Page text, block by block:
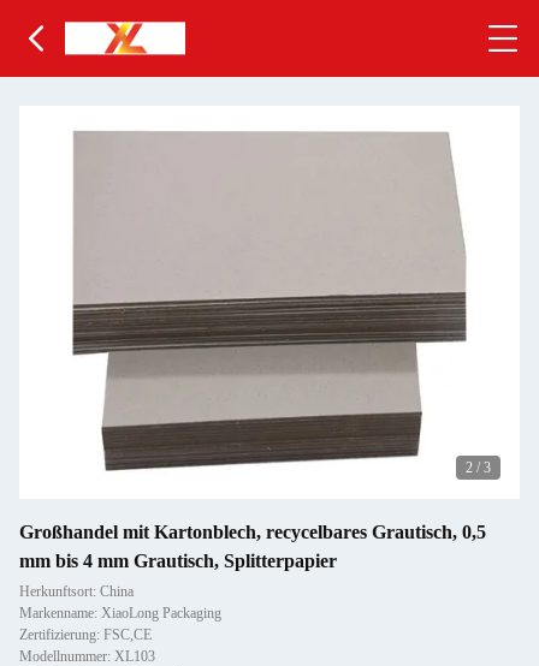
2 / 3
Großhandel mit Kartonblech, recycelbares Grautisch, 0,5
mm bis 4 mm Grautisch, Splitterpapier
Herkunftsort: China
Markenname: XiaoLong Packaging
Zertifizierung: FSC,CE
Modellnummer: XL103